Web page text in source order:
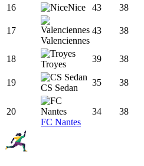
16 Nice 43 38
17
Valenciennes
43 38
18
Troyes
39 38
19
CS Sedan
35 38
20
FC Nantes
34 38